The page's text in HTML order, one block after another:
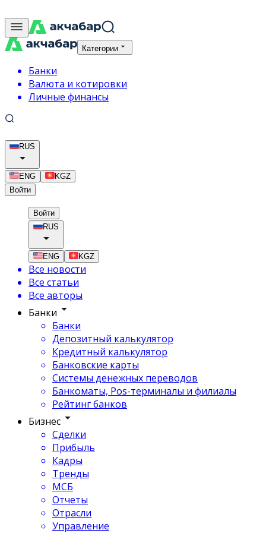
Категории
Банки
Валюта и котировки
Личные финансы
RUS
ENG
KGZ
Войти
Войти
RUS
ENG KGZ
Все новости
Все статьи
Все авторы
Банки
Банки
Депозитный калькулятор
Кредитный калькулятор
Банковские карты
Системы денежных переводов
Банкоматы, Pos-терминалы и филиалы
Рейтинг банков
Бизнес
Сделки
Прибыль
Кадры
Тренды
МСБ
Отчеты
Отрасли
Управление